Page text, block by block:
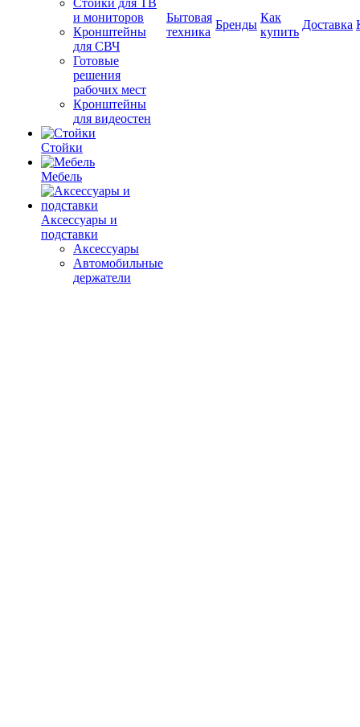
Стойки для ТВ
и мониторов
Кронштейны
для СВЧ
Готовые
решения
рабочих мест
Кронштейны
для видеостен
Стойки
Мебель
Аксессуары и
подставки
Аксессуары
Автомобильные
держатели
Бытовая
техника
Бренды
Как
купить
Доставка